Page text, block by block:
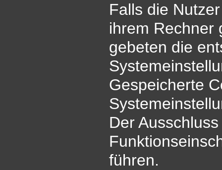
Falls die
ihrem Rechner
gebeten die
Gespeicherte
Der
führen.